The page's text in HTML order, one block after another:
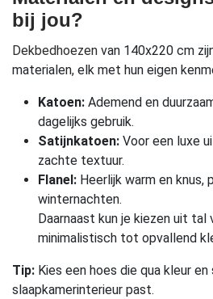
bij jou?
Dekbedhoezen van 140x220 cm
materialen, elk met hun eigen
Katoen: Ademend en
dagelijks gebruik.
Satijnkatoen: Voor een luxe
zachte textuur.
Flanel: Heerlijk warm en
winternachten.
Daarnaast kun je kiezen uit tal
minimalistisch tot opvallend
Tip: Kies een hoes die qua kleur
slaapkamerinterieur past.